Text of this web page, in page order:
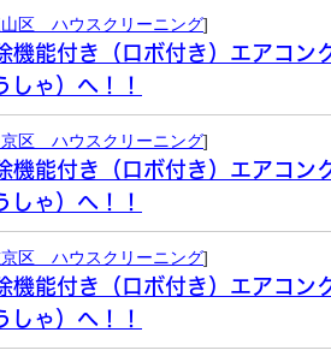
区 ハウスクリーニング]
機能付き（ロボ付き）エアコン
しゃ）へ！！
区 ハウスクリーニング]
機能付き（ロボ付き）エアコン
しゃ）へ！！
区 ハウスクリーニング]
機能付き（ロボ付き）エアコン
しゃ）へ！！